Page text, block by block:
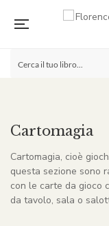
Cartomagia
Cartomagia, cioè
questa sezione sono
con le carte da gioco
da tavolo, sala o